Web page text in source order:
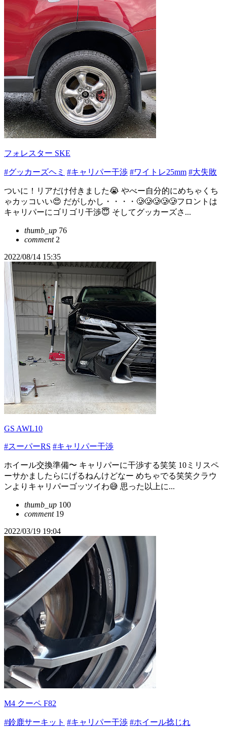
フォレスター SKE
#グッカーズヘミ #キャリパー干渉 #ワイトレ25mm #大失敗
ついに！リアだけ付きました😭 やべー自分的にめちゃくち
ゃカッコいい😍 だがしかし・・・・🥲🥲🥲🥲🥲フロントは
キャリパーにゴリゴリ干渉😇 そしてグッカーズさ...
thumb_up 76
comment2
2022/08/14 15:35
GS AWL10
#スーパーRS #キャリパー干渉
ホイール交換準備〜 キャリパーに干渉する笑笑 10ミリスペ
ーサかましたらにげるねんけどなー めちゃでる笑笑クラウ
ンよりキャリパーゴッツイわ😅 思った以上に...
thumb_up 100
comment19
2022/03/19 19:04
M4 クーペ F82
#鈴鹿サーキット #キャリパー干渉 #ホイール捻じれ